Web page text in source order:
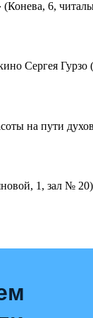
6,
Сергея
на пути
1, зал № 20)